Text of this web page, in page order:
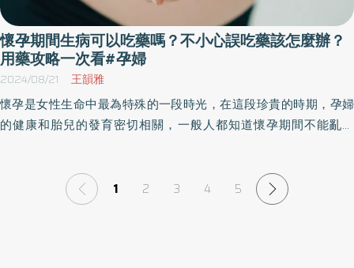
懷孕期間生病可以吃藥嗎？不小心誤吃藥該怎麼辦？
用藥攻略一次看#孕婦
2024/08/21 王韻雅
懷孕是女性生命中最為特殊的一段時光，在這段珍貴的時期，孕婦
的健康和胎兒的發育密切相關，一般人都知道懷孕期間不能亂吃
媽咪正確使藥用物，守護自己與寶寶的健康。
1 2 3 4 5